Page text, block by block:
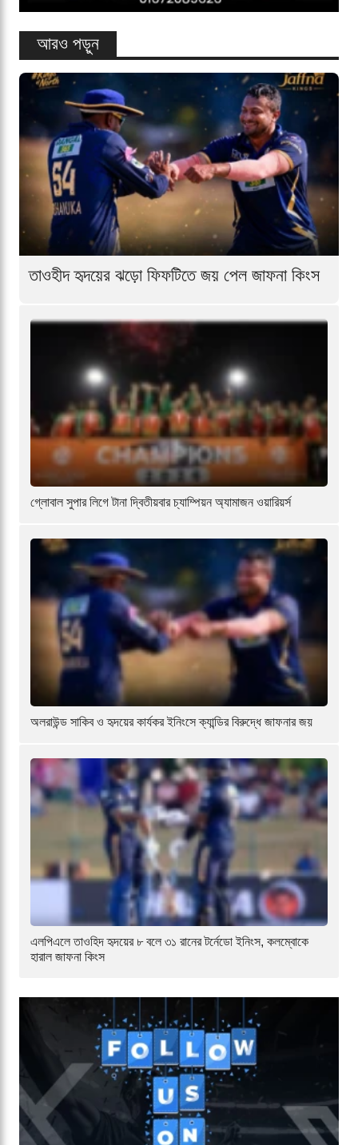
আরও পড়ুন
তাওহীদ হৃদয়ের ঝড়ো ফিফটিতে জয় পেল জাফনা কিংস
গ্লোবাল সুপার লিগে টানা দ্বিতীয়বার চ্যাম্পিয়ন অ্যামাজন ওয়ারিয়র্স
অলরাউন্ড সাকিব ও হৃদয়ের কার্যকর ইনিংসে ক্যান্ডির বিরুদ্ধে জাফনার জয়
এলপিএলে তাওহিদ হৃদয়ের ৮ বলে ৩১ রানের টর্নেডো ইনিংস, কলম্বোকে
হারাল জাফনা কিংস